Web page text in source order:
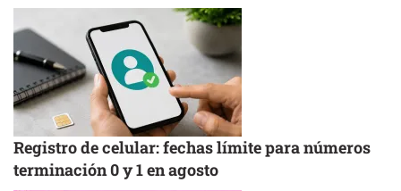
Registro de celular: fechas límite para números
terminación 0 y 1 en agosto